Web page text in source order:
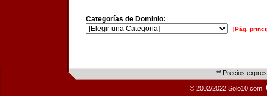
Categorías de Dominio:
[Pág.
** Precios
© 2002/2022 Solo10.com